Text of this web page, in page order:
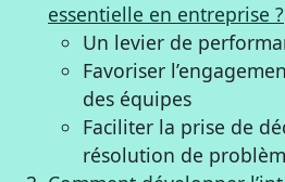
essentielle en entreprise ?
Un levier de
Favoriser
des équipes
Faciliter la prise de
résolution de